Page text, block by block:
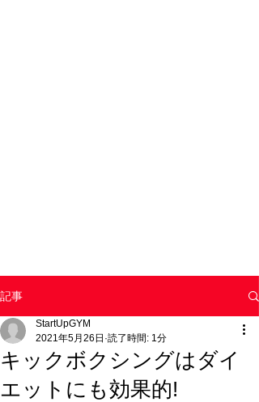
記事
キックボクシングはダイ
エットにも効果的!
StartUpGYM
2021年5月26日 読了時間: 1分